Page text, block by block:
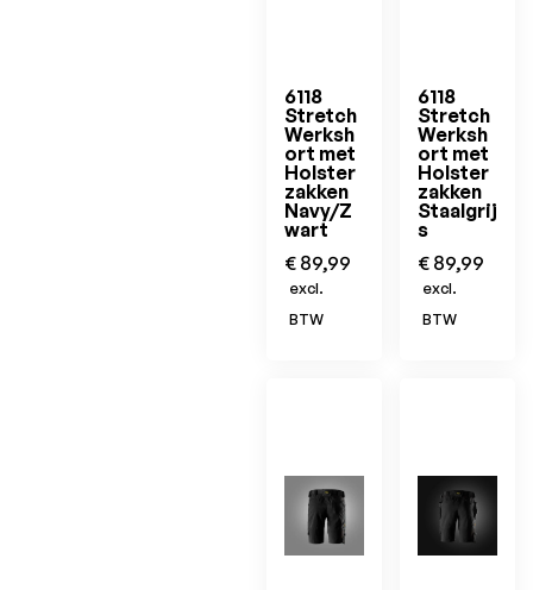
6118
Stretch
Werksh
ort met
Holster
zakken
Navy/Z
wart
€ 89,99
excl.
BTW
6118
Stretch
Werksh
ort met
Holster
zakken
Staalgrij
s
€ 89,99
excl.
BTW